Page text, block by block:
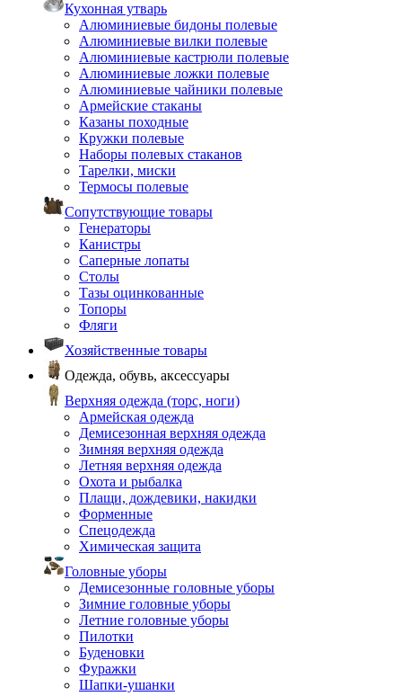
Кухонная утварь
Алюминиевые бидоны полевые
Алюминиевые вилки полевые
Алюминиевые кастрюли полевые
Алюминиевые ложки полевые
Алюминиевые чайники полевые
Армейские стаканы
Казаны походные
Кружки полевые
Наборы полевых стаканов
Тарелки, миски
Термосы полевые
Сопутствующие товары
Генераторы
Канистры
Саперные лопаты
Столы
Тазы оцинкованные
Топоры
Фляги
Хозяйственные товары
Одежда, обувь, аксессуары
Верхняя одежда (торс, ноги)
Армейская одежда
Демисезонная верхняя одежда
Зимняя верхняя одежда
Летняя верхняя одежда
Охота и рыбалка
Плащи, дождевики, накидки
Форменные
Спецодежда
Химическая защита
Головные уборы
Демисезонные головные уборы
Зимние головные уборы
Летние головные уборы
Пилотки
Буденовки
Фуражки
Шапки-ушанки